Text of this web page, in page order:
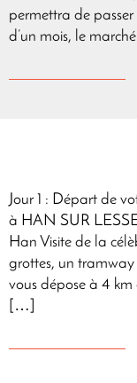
permettra de
d’un mois, le
Jour 1 : Départ de
à HAN SUR
Han Visite de la
grottes, un
vous dépose à 4
[…]